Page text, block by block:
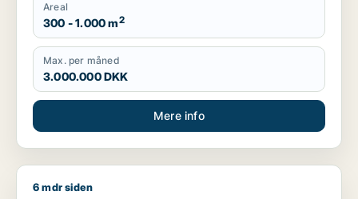
Areal
300 - 1.000 m2
Max. per måned
3.000.000 DKK
Mere info
Henning søger boligudlejningsejendom til salg i Fyn, Kolding
6 mdr siden